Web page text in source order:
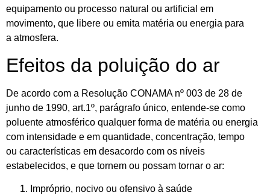
equipamento ou processo natural ou artificial em
movimento, que libere ou emita matéria ou energia para
a atmosfera.
Efeitos da poluição do ar
De acordo com a Resolução CONAMA nº 003 de 28 de
junho de 1990, art.1º, parágrafo único, entende-se como
poluente atmosférico qualquer forma de matéria ou energia
com intensidade e em quantidade, concentração, tempo
ou características em desacordo com os níveis
estabelecidos, e que tornem ou possam tornar o ar:
Impróprio, nocivo ou ofensivo à saúde